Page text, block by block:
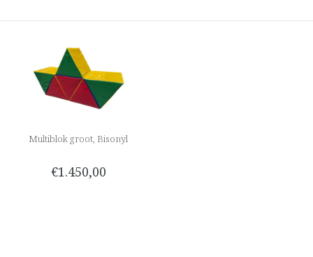
Multiblok groot, Bisonyl
€1.450,00